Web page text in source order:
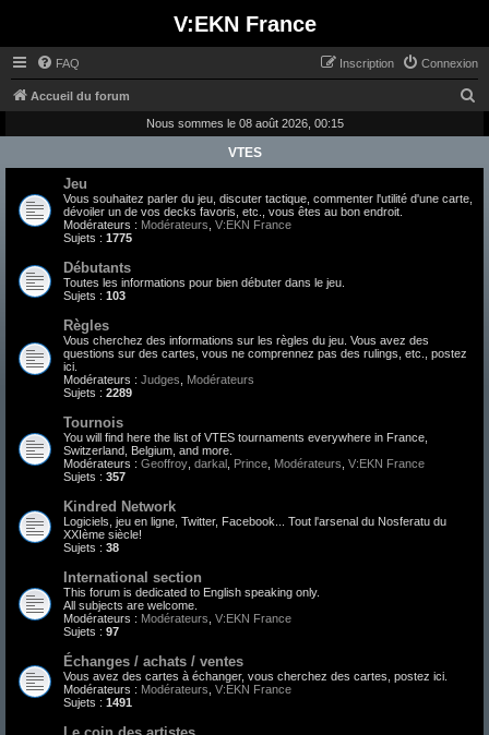
V:EKN France
FAQ Connexion
Inscription
Accueil du forum
Nous sommes le 08 août 2026, 00:15
VTES
Jeu
Vous souhaitez parler du jeu, discuter tactique, commenter l'utilité d'une carte,
dévoiler un de vos decks favoris, etc., vous êtes au bon endroit.
Modérateurs : Modérateurs V:EKN France
Sujets : 1775
Débutants
Toutes les informations pour bien débuter dans le jeu.
Sujets : 103
Règles
Vous cherchez des informations sur les règles du jeu. Vous avez des
questions sur des cartes, vous ne comprennez pas des rulings, etc., postez
ici.
Modérateurs : Judges
Modérateurs
Sujets : 2289
Tournois
You will find here the list of VTES tournaments everywhere in France,
Switzerland, Belgium, and more.
Modérateurs : Geoffroy darkal Prince Modérateurs V:EKN France
Sujets : 357
Kindred Network
Logiciels, jeu en ligne, Twitter, Facebook... Tout l'arsenal du Nosferatu du
XXIème siècle!
Sujets : 38
International section
This forum is dedicated to English speaking only.
All subjects are welcome.
Modérateurs : Modérateurs V:EKN France
Sujets : 97
Échanges / achats / ventes
Vous avez des cartes à échanger, vous cherchez des cartes, postez ici.
Modérateurs : Modérateurs V:EKN France
Sujets : 1491